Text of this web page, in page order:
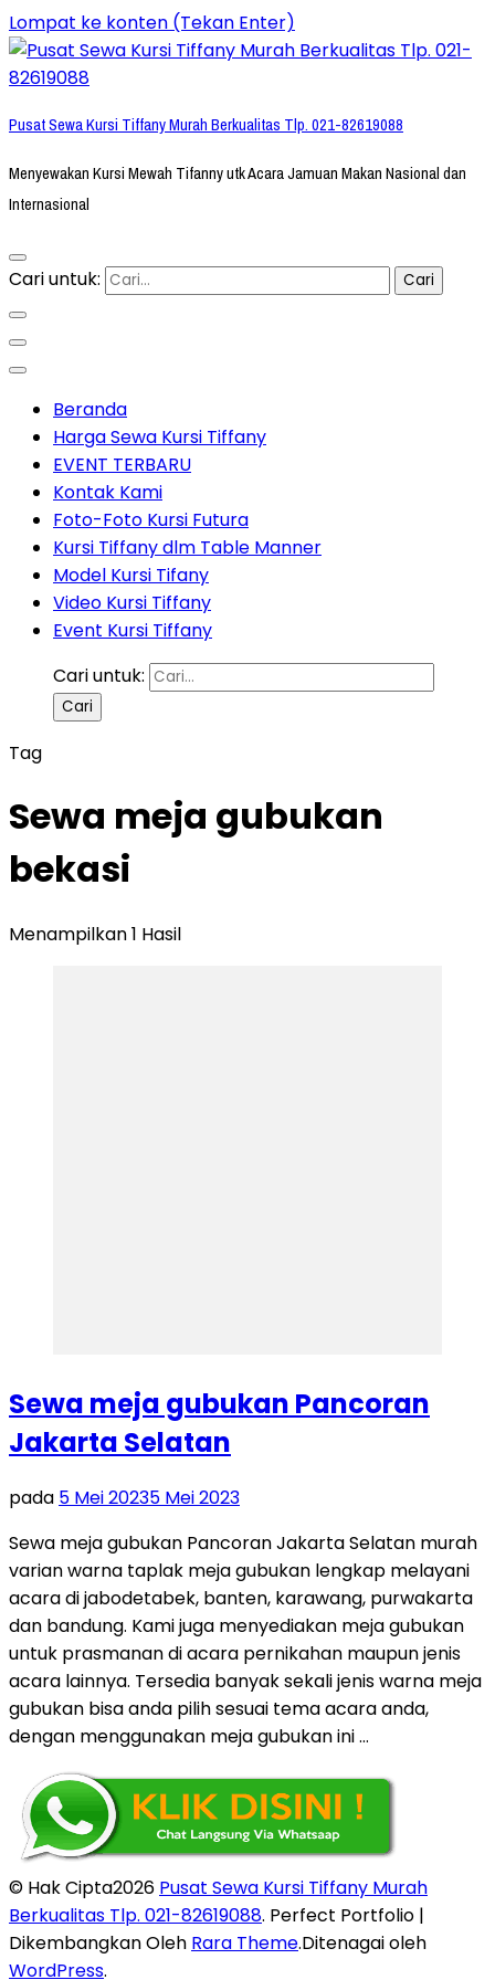
Lompat ke konten (Tekan Enter)
Pusat Sewa Kursi Tiffany Murah Berkualitas Tlp. 021-82619088
Menyewakan Kursi Mewah Tifanny utk Acara Jamuan Makan Nasional dan
Internasional
Cari untuk:
Beranda
Harga Sewa Kursi Tiffany
EVENT TERBARU
Kontak Kami
Foto-Foto Kursi Futura
Kursi Tiffany dlm Table Manner
Model Kursi Tifany
Video Kursi Tiffany
Event Kursi Tiffany
Cari untuk:
Tag
Sewa meja gubukan
bekasi
Menampilkan 1 Hasil
Sewa meja gubukan Pancoran
Jakarta Selatan
pada 5 Mei 20235 Mei 2023
Sewa meja gubukan Pancoran Jakarta Selatan murah
varian warna taplak meja gubukan lengkap melayani
acara di jabodetabek, banten, karawang, purwakarta
dan bandung. Kami juga menyediakan meja gubukan
untuk prasmanan di acara pernikahan maupun jenis
acara lainnya. Tersedia banyak sekali jenis warna meja
gubukan bisa anda pilih sesuai tema acara anda,
dengan menggunakan meja gubukan ini …
© Hak Cipta2026 Pusat Sewa Kursi Tiffany Murah
Berkualitas Tlp. 021-82619088. Perfect Portfolio |
Dikembangkan Oleh Rara Theme.Ditenagai oleh
WordPress.